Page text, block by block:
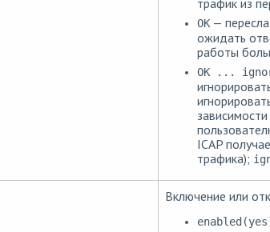
OK—
ожидать
работы
OK ...
ICAP
трафика);
Включение или